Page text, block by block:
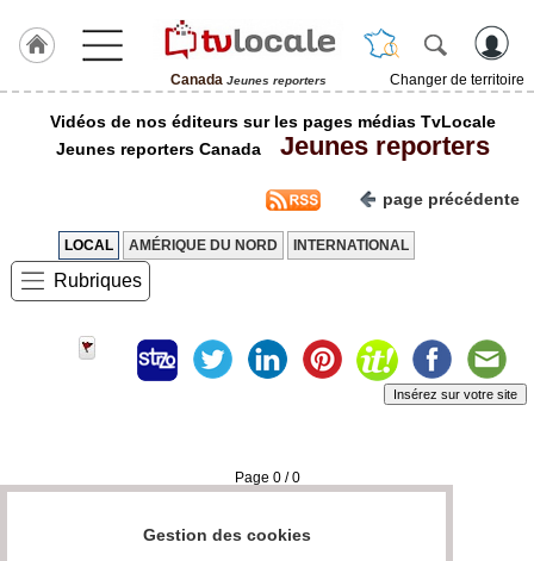
Canada Jeunes reporters
Changer de territoire
J'adhère
TvLocale
France
Gazette
Vidéos de nos éditeurs sur les pages médias TvLocale
Jeunes reporters Canada
Jeunes reporters
page précédente
LOCAL AMÉRIQUE DU NORD INTERNATIONAL
Rubriques
Insérez sur votre site
Page 0 / 0
Gestion des cookies